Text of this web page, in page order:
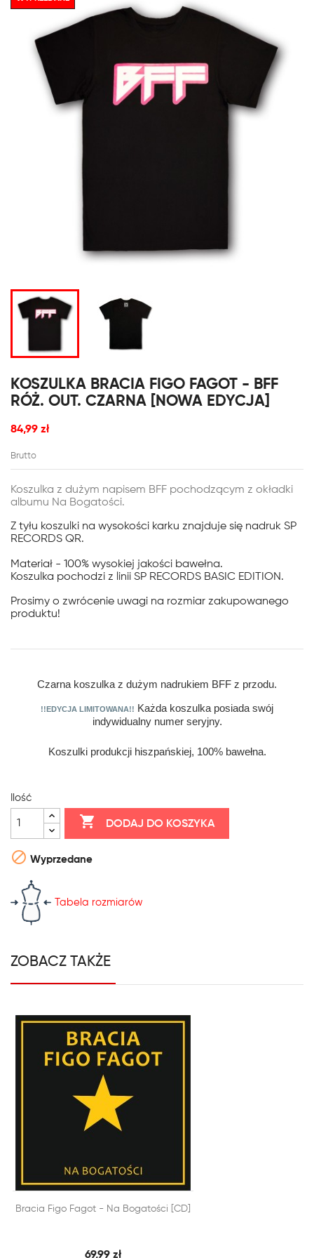
KOSZULKA BRACIA FIGO FAGOT - BFF
RÓŻ. OUT. CZARNA [NOWA EDYCJA]
84,99 zł
Brutto
Koszulka z dużym napisem BFF pochodzącym z okładki
albumu Na Bogatości.
Z tyłu koszulki na wysokości karku znajduje się nadruk SP
RECORDS QR.
Materiał - 100% wysokiej jakości bawełna.
Koszulka pochodzi z linii SP RECORDS BASIC EDITION.
Prosimy o zwrócenie uwagi na rozmiar zakupowanego
produktu!
Czarna koszulka z dużym nadrukiem BFF z przodu.
!!EDYCJA LIMITOWANA!! Każda koszulka posiada swój
indywidualny numer seryjny.
Koszulki produkcji hiszpańskiej, 100% bawełna.
Ilość
 DODAJ DO KOSZYKA
 Wyprzedane
Tabela rozmiarów
ZOBACZ TAKŻE
DODAJ DO KOSZYKA SZYBKI PODGLĄD
Bracia Figo Fagot - Na Bogatości [CD]
69,99 zł